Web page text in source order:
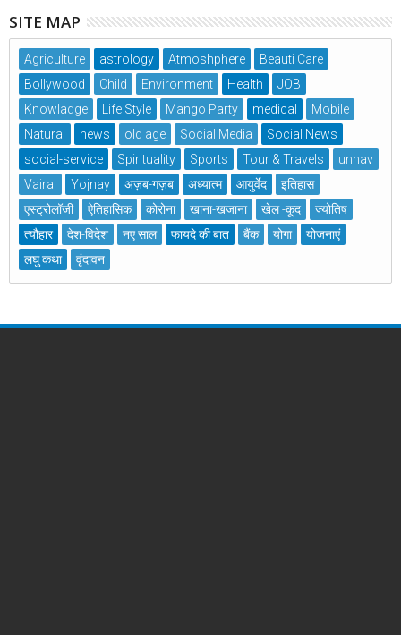
SITE MAP
Agriculture astrology Atmoshphere
Beauti Care
Bollywood
Child Environment Health
JOB
Knowladge
Life Style Mango Party medical
Mobile
Natural
news old age Social Media
Social News
social-service
Spirituality Sports Tour & Travels
unnav
Vairal
Yojnay अज़ब-गज़ब अध्यात्म आयुर्वेद
इतिहास
एस्ट्रोलॉजी
ऐतिहासिक कोरोना खाना-खजाना खेल -कूद
ज्योतिष
त्यौहार
देश-विदेश नए साल फायदे की बात बैंक योगा
योजनाएं
लघु कथा
वृंदावन